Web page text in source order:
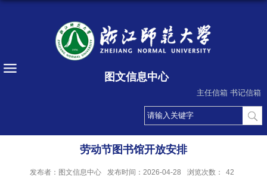
图文信息中心
主任信箱 书记信箱
劳动节图书馆开放安排
发布者：图文信息中心 发布时间：2026-04-28 浏览次数： 42